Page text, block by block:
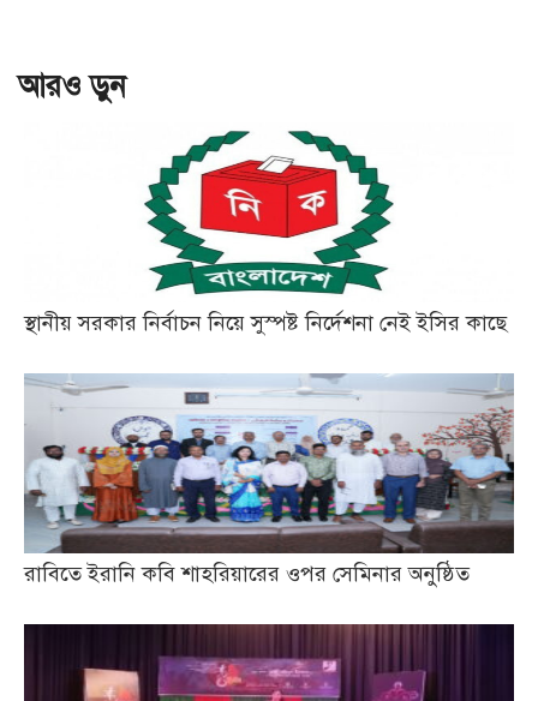
আরও ড়ুন
স্থানীয় সরকার নির্বাচন নিয়ে সুস্পষ্ট নির্দেশনা নেই ইসির কাছে
রাবিতে ইরানি কবি শাহরিয়ারের ওপর সেমিনার অনুষ্ঠিত